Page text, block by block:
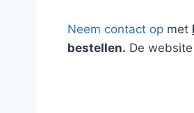
Neem contact op met
bestellen. De